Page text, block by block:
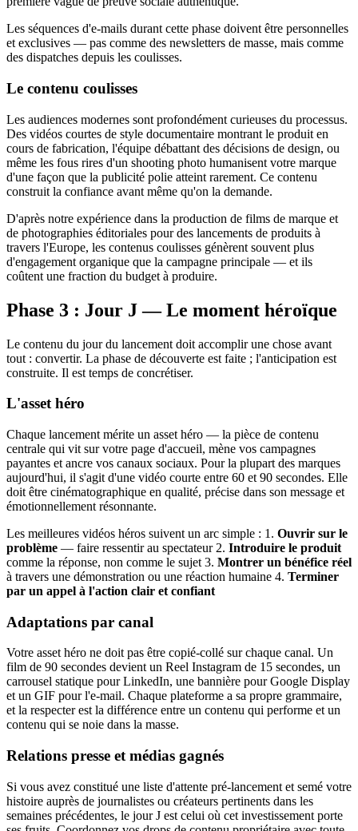
Les séquences d'e-mails durant cette phase doivent être personnelles
et exclusives — pas comme des newsletters de masse, mais comme
des dispatches depuis les coulisses.
Le contenu coulisses
Les audiences modernes sont profondément curieuses du processus.
Des vidéos courtes de style documentaire montrant le produit en
cours de fabrication, l'équipe débattant des décisions de design, ou
même les fous rires d'un shooting photo humanisent votre marque
d'une façon que la publicité polie atteint rarement. Ce contenu
construit la confiance avant même qu'on la demande.
D'après notre expérience dans la production de films de marque et
de photographies éditoriales pour des lancements de produits à
travers l'Europe, les contenus coulisses génèrent souvent plus
d'engagement organique que la campagne principale — et ils
coûtent une fraction du budget à produire.
Phase 3 : Jour J — Le moment héroïque
Le contenu du jour du lancement doit accomplir une chose avant
tout : convertir. La phase de découverte est faite ; l'anticipation est
construite. Il est temps de concrétiser.
L'asset héro
Chaque lancement mérite un asset héro — la pièce de contenu
centrale qui vit sur votre page d'accueil, mène vos campagnes
payantes et ancre vos canaux sociaux. Pour la plupart des marques
aujourd'hui, il s'agit d'une vidéo courte entre 60 et 90 secondes. Elle
doit être cinématographique en qualité, précise dans son message et
émotionnellement résonnante.
Les meilleures vidéos héros suivent un arc simple : 1. Ouvrir sur le
problème — faire ressentir au spectateur 2. Introduire le produit
comme la réponse, non comme le sujet 3. Montrer un bénéfice réel
à travers une démonstration ou une réaction humaine 4. Terminer
par un appel à l'action clair et confiant
Adaptations par canal
Votre asset héro ne doit pas être copié-collé sur chaque canal. Un
film de 90 secondes devient un Reel Instagram de 15 secondes, un
carrousel statique pour LinkedIn, une bannière pour Google Display
et un GIF pour l'e-mail. Chaque plateforme a sa propre grammaire,
et la respecter est la différence entre un contenu qui performe et un
contenu qui se noie dans la masse.
Relations presse et médias gagnés
Si vous avez constitué une liste d'attente pré-lancement et semé votre
histoire auprès de journalistes ou créateurs pertinents dans les
semaines précédentes, le jour J est celui où cet investissement porte